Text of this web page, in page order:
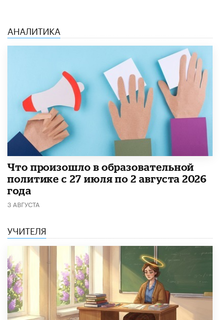
АНАЛИТИКА
​Что произошло в образовательной
политике с 27 июля по 2 августа 2026
года
3 АВГУСТА
УЧИТЕЛЯ